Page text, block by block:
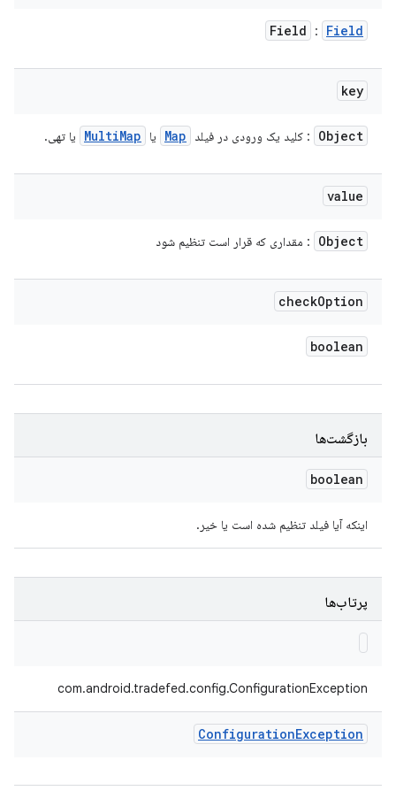
Field : Field
key
Object : کلید یک ورودی در فیلد Map یا MultiMap یا تهی.
value
Object : مقداری که قرار است تنظیم شود
checkOption
boolean
بازگشت‌ها
boolean
اینکه آیا فیلد تنظیم شده است یا خیر.
پرتاب‌ها
com.android.tradefed.config.ConfigurationException
ConfigurationException